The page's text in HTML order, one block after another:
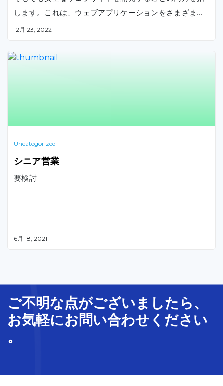
します。これは、ウェブアプリケーションをさまざまな
サイバー脅威から守るために、ウェブアプリケーション
ます。
12月 23, 2022
Uncategorized
シニア営業
要検討
6月 18, 2021
ご不明な点がございましたら、
お気軽にお問い合わせ ください
。